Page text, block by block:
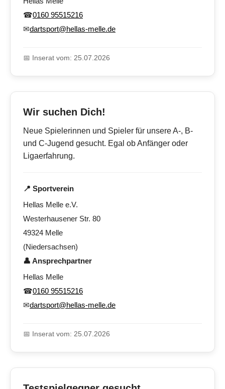
☎0160 95515216
✉dartsport@hellas-melle.de
📅 Inserat vom: 25.07.2026
Wir suchen Dich!
Neue Spielerinnen und Spieler für unsere A-, B-
und C-Jugend gesucht. Egal ob Anfänger oder
Ligaerfahrung.
📍 Sportverein
Hellas Melle e.V.
Westerhausener Str. 80
49324 Melle
(Niedersachsen)
👤 Ansprechpartner
Hellas Melle
☎0160 95515216
✉dartsport@hellas-melle.de
📅 Inserat vom: 25.07.2026